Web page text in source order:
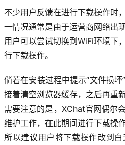
不少用户反馈在进行下载操作时
一情况通常是由于运营商网络出
用户可以尝试切换到WiFi环境下
行下载操作。
倘若在安装过程中提示“文件损坏
接着清空浏览器缓存，之后再重
需要注意的是，XChat官网偶尔
维护工作，在此期间进行下载操
所以建议用户将下载操作改到